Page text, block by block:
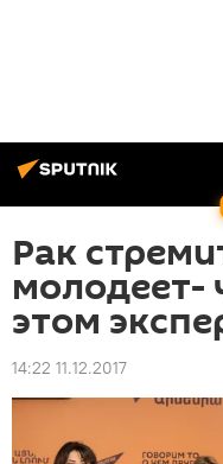
Рак
молодеет-
этом
14:22 11.12.2017